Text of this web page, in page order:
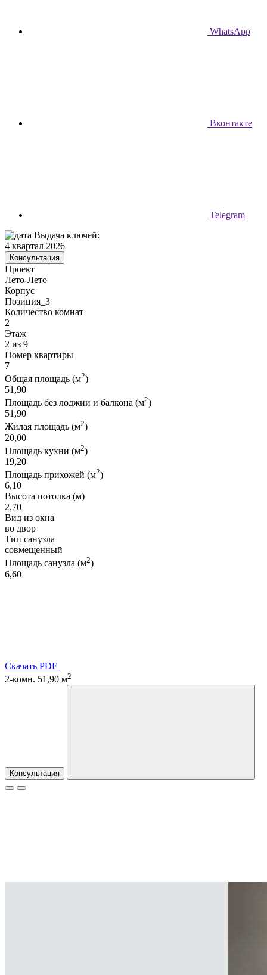
WhatsApp
Вконтакте
Telegram
Выдача ключей:
4 квартал 2026
Консультация
Проект
Лето-Лето
Корпус
Позиция_3
Количество комнат
2
Этаж
2 из 9
Номер квартиры
7
Общая площадь (м2)
51,90
Площадь без лоджии и балкона (м2)
51,90
Жилая площадь (м2)
20,00
Площадь кухни (м2)
19,20
Площадь прихожей (м2)
6,10
Высота потолка (м)
2,70
Вид из окна
во двор
Тип санузла
совмещенный
Площадь санузла (м2)
6,60
Скачать PDF
2-комн. 51,90 м2
Консультация